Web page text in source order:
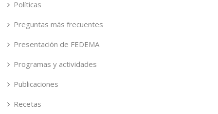
Políticas
Preguntas más frecuentes
Presentación de FEDEMA
Programas y actividades
Publicaciones
Recetas